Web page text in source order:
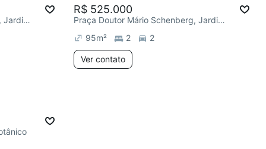
Praça Doutor Mário Schenberg, Jardim Botânico
R$ 525.000
Praça Doutor Mário Schenberg, Jardim Botânico
95m² 2 2
Ver contato